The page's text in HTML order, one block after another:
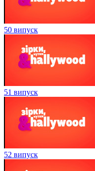
50 випуск
51 випуск
52 випуск